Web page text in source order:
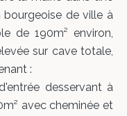
bourgeoise de ville à
de 190m² environ,
sur cave totale,
:
desservant à
avec cheminée et